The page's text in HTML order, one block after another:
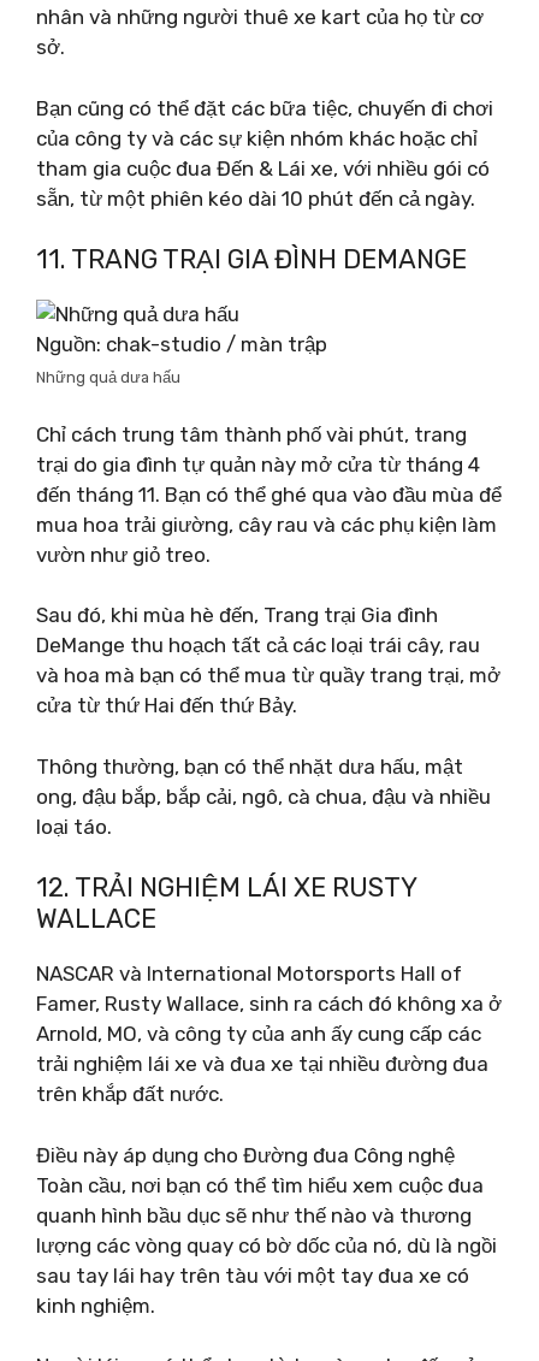
nhân và những người thuê xe kart của họ từ cơ
sở.
Bạn cũng có thể đặt các bữa tiệc, chuyến đi chơi
của công ty và các sự kiện nhóm khác hoặc chỉ
tham gia cuộc đua Đến & Lái xe, với nhiều gói có
sẵn, từ một phiên kéo dài 10 phút đến cả ngày.
11. TRANG TRẠI GIA ĐÌNH DEMANGE
Nguồn: chak-studio / màn trập
Những quả dưa hấu
Chỉ cách trung tâm thành phố vài phút, trang
trại do gia đình tự quản này mở cửa từ tháng 4
đến tháng 11. Bạn có thể ghé qua vào đầu mùa để
mua hoa trải giường, cây rau và các phụ kiện làm
vườn như giỏ treo.
Sau đó, khi mùa hè đến, Trang trại Gia đình
DeMange thu hoạch tất cả các loại trái cây, rau
và hoa mà bạn có thể mua từ quầy trang trại, mở
cửa từ thứ Hai đến thứ Bảy.
Thông thường, bạn có thể nhặt dưa hấu, mật
ong, đậu bắp, bắp cải, ngô, cà chua, đậu và nhiều
loại táo.
12. TRẢI NGHIỆM LÁI XE RUSTY
WALLACE
NASCAR và International Motorsports Hall of
Famer, Rusty Wallace, sinh ra cách đó không xa ở
Arnold, MO, và công ty của anh ấy cung cấp các
trải nghiệm lái xe và đua xe tại nhiều đường đua
trên khắp đất nước.
Điều này áp dụng cho Đường đua Công nghệ
Toàn cầu, nơi bạn có thể tìm hiểu xem cuộc đua
quanh hình bầu dục sẽ như thế nào và thương
lượng các vòng quay có bờ dốc của nó, dù là ngồi
sau tay lái hay trên tàu với một tay đua xe có
kinh nghiệm.